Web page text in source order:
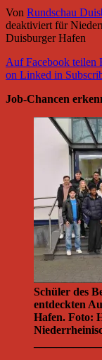
Von Rundschau
deaktiviertfür
Duisburger Hafen
Auf Facebook teilen
on Linked in
Job-Chancen
Schüler des
entdeckten
Hafen. Foto: